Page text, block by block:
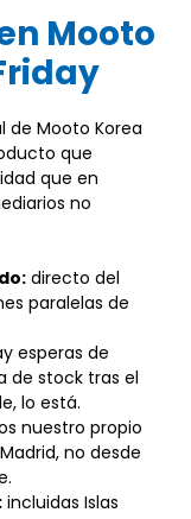
Mooto
de Mooto Korea
que
que en
no
directo del
paralelas de
esperas de
de stock tras el
lo está.
nuestro propio
no desde
incluidas Islas